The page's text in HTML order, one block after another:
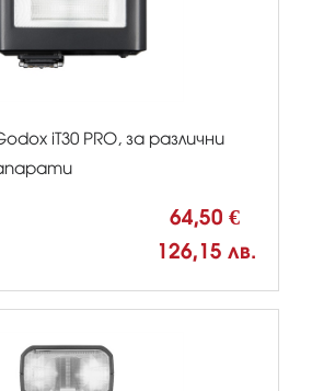
iT30 PRO, за различни
64,50 €
126,15 лв.